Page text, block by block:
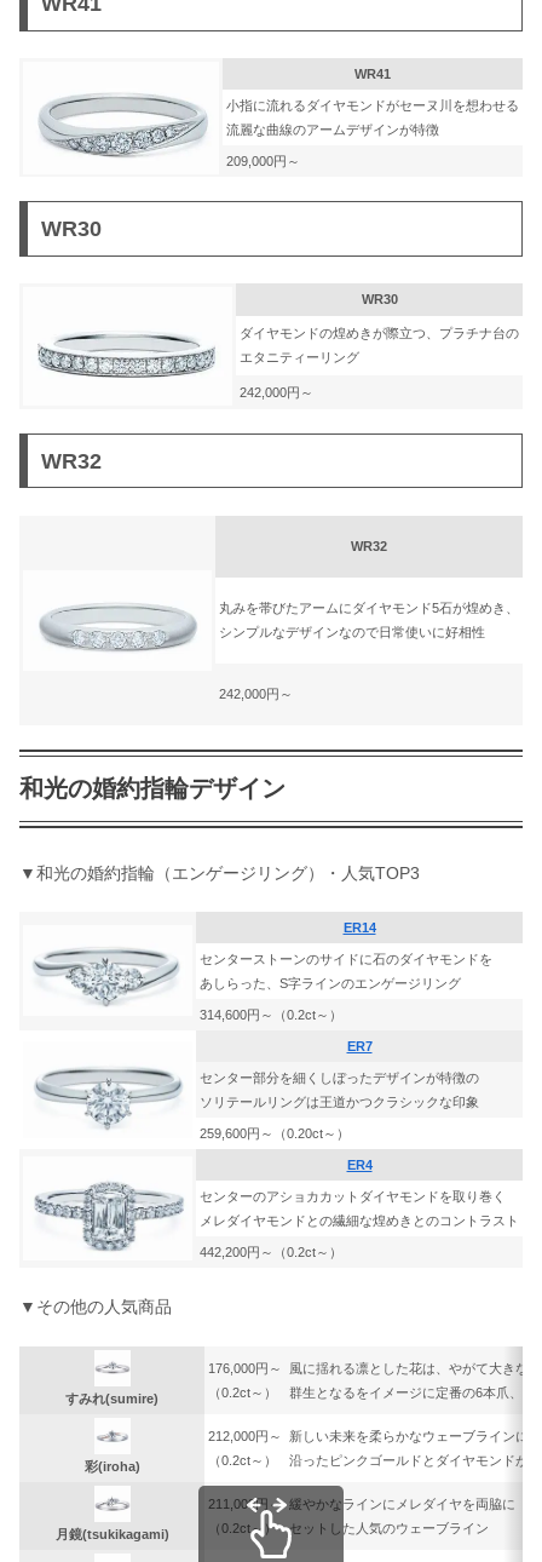
WR41
小指に流れるダイヤモンドがセーヌ川を想わせる
流麗な曲線のアームデザインが特徴
209,000円～
WR30
WR30
ダイヤモンドの煌めきが際立つ、プラチナ台の
エタニティーリング
242,000円～
WR32
WR32
丸みを帯びたアームにダイヤモンド5石が煌めき、
シンプルなデザインなので日常使いに好相性
242,000円～
和光の婚約指輪デザイン
▼和光の婚約指輪（エンゲージリング）・人気TOP3​​
ER14
センターストーンのサイドに石のダイヤモンドを
あしらった、S字ラインのエンゲージリング
314,600円～（0.2ct～）
ER7
センター部分を細くしぼったデザインが特徴の
ソリテールリングは王道かつクラシックな印象
259,600円～（0.20ct～）
ER4
センターのアショカカットダイヤモンドを取り巻く
メレダイヤモンドとの繊細な煌めきとのコントラスト
442,200円～（0.2ct～）
▼その他の人気商品
すみれ(sumire)
176,000円～
（0.2ct～）
風に揺れる凛とした花は、やがて大きな
群生となるをイメージに定番の6本爪、ス
彩(iroha)
212,000円～
（0.2ct～）
新しい未来を柔らかなウェーブラインに
沿ったピンクゴールドとダイヤモンドが
月鏡(tsukikagami)
211,000円～
（0.2ct～）
緩やかなラインにメレダイヤを両脇に
セットした人気のウェーブライン